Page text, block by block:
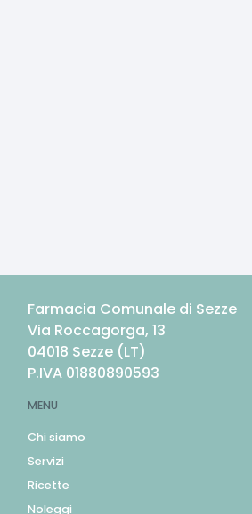
Farmacia Comunale di Sezze
Via Roccagorga, 13
04018 Sezze (LT)
P.IVA 01880890593
MENU
Chi siamo
Servizi
Ricette
Noleggi